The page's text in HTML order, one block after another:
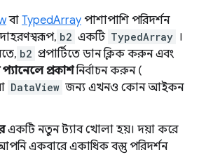
বা TypedArray পাশাপাশি পরিদর্শন
b2 একটি TypedArray ।
b2 প্রপার্টিতে ডান ক্লিক করুন এবং
প্রকাশনির্বাচন করুন (
DataView জন্য এখনও কোন আইকন
একটি নতুন ট্যাব খোলা হয়। দয়া করে
একবারে একাধিক বস্তু পরিদর্শন